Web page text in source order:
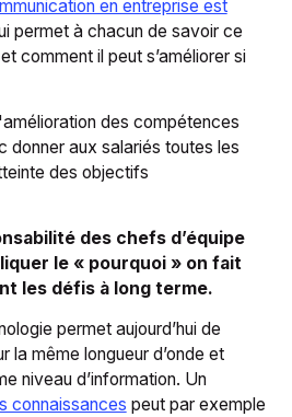
en entreprise est
permet à chacun de savoir ce
comment il peut s’améliorer si
des compétences
donner aux salariés toutes les
des objectifs
des chefs d’équipe
le « pourquoi » on fait
les défis à long terme.
permet aujourd’hui de
la même longueur d’onde et
niveau d’information. Un
connaissances peut par exemple